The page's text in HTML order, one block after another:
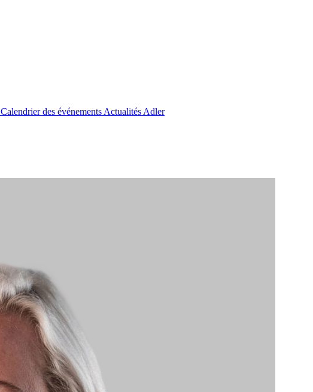
Calendrier des événements Actualités Adler